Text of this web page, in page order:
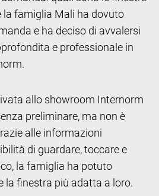
la famiglia Mali ha dovuto
e ha deciso di avvalersi
e professionale in
allo showroom Internorm
preliminare, ma non è
alle informazioni
di guardare, toccare e
la famiglia ha potuto
la finestra più adatta a loro.